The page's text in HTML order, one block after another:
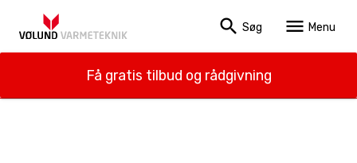
search Søg menu Menu
Få gratis tilbud og rådgivning